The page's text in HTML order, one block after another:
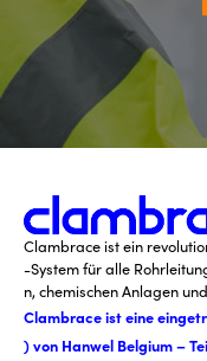
Clambrace ist ein
-System für alle
n, chemischen Anlagen
Clambrace ist eine
) von Hanwel Belgium –